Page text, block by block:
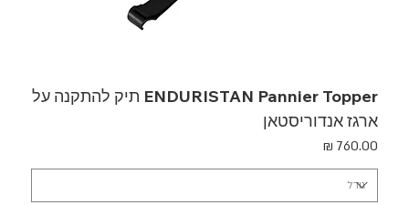
ENDURISTAN Pannier Topper תיק להתקנה על
ארגז אנדוריסטאן
מחיר